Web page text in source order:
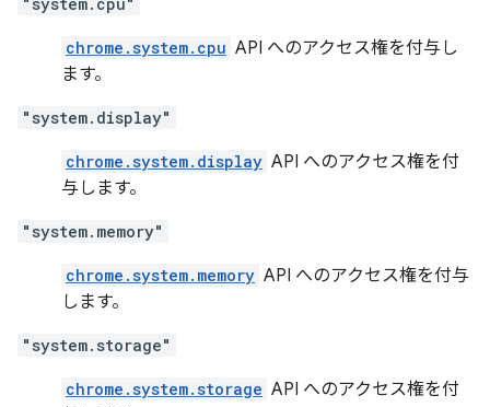
chrome.system.cpu API へのアクセス権を付与し
ます。
"system.display"
chrome.system.display API へのアクセス権を付
与します。
"system.memory"
chrome.system.memory API へのアクセス権を付与
します。
"system.storage"
chrome.system.storage API へのアクセス権を付